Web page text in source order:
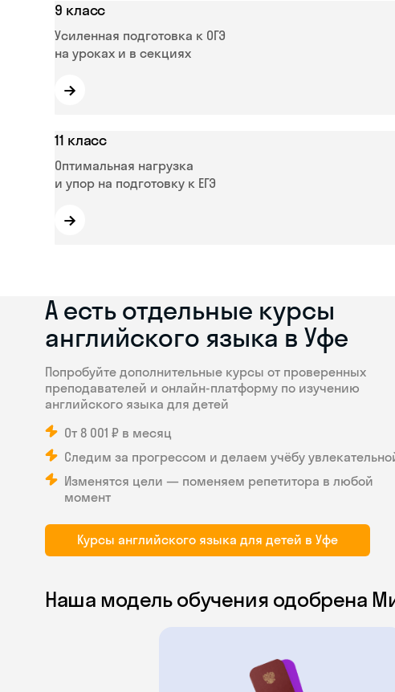
9 класс
Усиленная подготовка к ОГЭ
на уроках и в секциях
→
11 класс
Оптимальная нагрузка
и упор на подготовку к ЕГЭ
→
А есть отдельные курсы
английского языка в Уфе
Попробуйте дополнительные курсы от проверенных
преподавателей и онлайн-платформу по изучению
английского языка для детей
От 8 001 ₽ в месяц
Следим за прогрессом и делаем учёбу
Изменятся цели — поменяем репетитора в любой
момент
Курсы английского языка для детей в Уфе
Наша модель обучения одобрена